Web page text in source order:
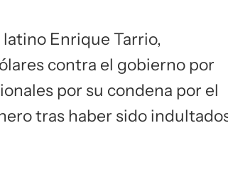
Enrique Tarrio,
contra el gobierno por
por su condena por el
tras haber sido